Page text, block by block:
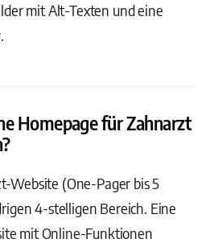
mit Alt-Texten und eine
Homepage für Zahnarzt
Website (One-Pager bis 5
4-stelligen Bereich. Eine
mit Online-Funktionen